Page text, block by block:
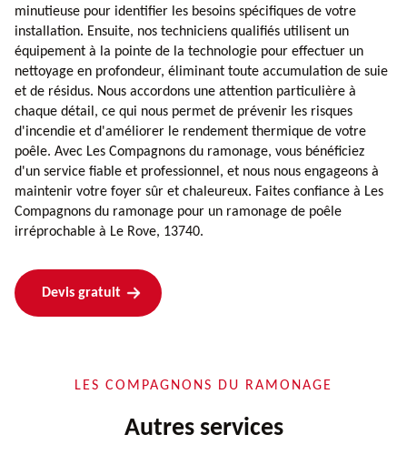
minutieuse pour identifier les besoins spécifiques de votre
installation. Ensuite, nos techniciens qualifiés utilisent un
équipement à la pointe de la technologie pour effectuer un
nettoyage en profondeur, éliminant toute accumulation de suie
et de résidus. Nous accordons une attention particulière à
chaque détail, ce qui nous permet de prévenir les risques
d'incendie et d'améliorer le rendement thermique de votre
poêle. Avec Les Compagnons du ramonage, vous bénéficiez
d'un service fiable et professionnel, et nous nous engageons à
maintenir votre foyer sûr et chaleureux. Faites confiance à Les
Compagnons du ramonage pour un ramonage de poêle
irréprochable à Le Rove, 13740.
Devis gratuit
LES COMPAGNONS DU RAMONAGE
Autres services